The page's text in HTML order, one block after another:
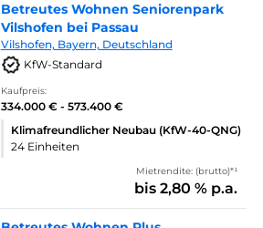
Betreutes Wohnen Seniorenpark
Vilshofen bei Passau
Vilshofen, Bayern, Deutschland
KfW-Standard
Kaufpreis:
334.000 € - 573.400 €
Klimafreundlicher Neubau (KfW-40-QNG)
24 Einheiten
Mietrendite: (brutto)*¹
bis 2,80 % p.a.